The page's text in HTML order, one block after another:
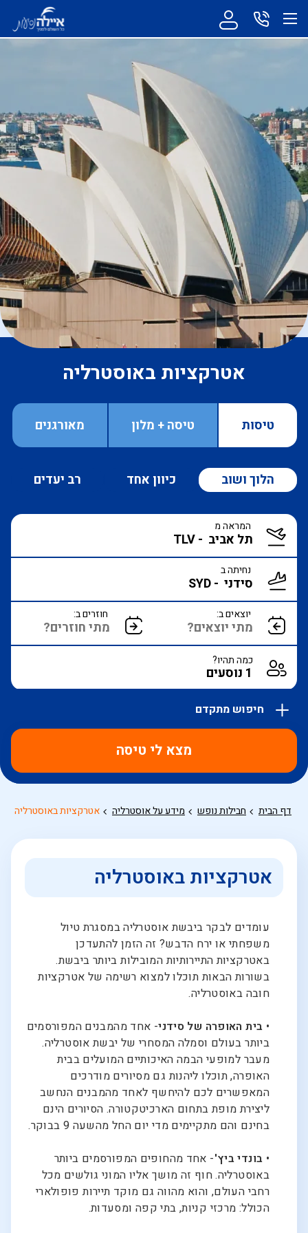
טיסות טיסה + מלון מאורגנים
אטרקציות באוסטרליה
הלוך ושוב כיוון אחד רב יעדים
המראה מ
נחיתה ב
יוצאים ב: חוזרים ב:
כמה תהיו?
מצא לי טיסה
אפשרויות
מוצגות
הכפתור
דף הבית חבילות נופש מידע על אוסטרליה אטרקציות באוסטרליה
אטרקציות באוסטרליה
עומדים לבקר ביבשת אוסטרליה במסגרת טיול
משפחתי או ירח הדבש? זה הזמן להתעדכן
באטרקציות התיירותיות המובילות ביותר ביבשת.
בשורות הבאות תוכלו למצוא רשימה של אטרקציות
חובה באוסטרליה.
• בית האופרה של סידני- אחד מהמבנים המפורסמים
ביותר בעולם וסמלה המסחרי של יבשת אוסטרליה.
מעבר למופעי הבמה האיכותיים המועלים בבית
האופרה, תוכלו ליהנות גם מסיורים מודרכים
המאפשרים לכם להיחשף לאחד מהמבנים הנחשב
ליצירת מופת בתחום הארכיטקטורה. הסיורים הינם
בחינם והם מתקיימים מדי יום החל מהשעה 9 בבוקר.
• בונדי ביץ'- אחד מהחופים המפורסמים ביותר
באוסטרליה. חוף זה מושך אליו המוני גולשים מכל
רחבי העולם, והוא מהווה גם מוקד תיירות פופולארי
הכולל: מרכזי קניות, בתי קפה ומסעדות.